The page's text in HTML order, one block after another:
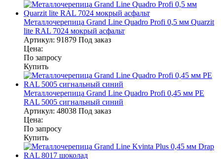
Металлочерепица Grand Line Quadro Profi 0,5 мм Quarzit
lite RAL 7024 мокрый асфальт
Артикул: 91879 Под заказ
Цена:
По запросу
Купить
Металлочерепица Grand Line Quadro Profi 0,45 мм PE
RAL 5005 сигнальный синий
Артикул: 48038 Под заказ
Цена:
По запросу
Купить